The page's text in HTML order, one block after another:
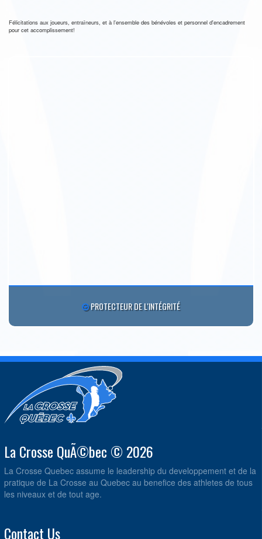
Félicitations aux joueurs, entraîneurs, et à l'ensemble des bénévoles et personnel d'encadrement
pour cet accomplissement!
PROTECTEUR DE L'INTÉGRITÉ
La Crosse QuÃ©bec © 2026
La Crosse Quebec assume le leadership du developpement et de la
pratique de La Crosse au Quebec au benefice des athletes de tous
les niveaux et de tout age.
Contact Us